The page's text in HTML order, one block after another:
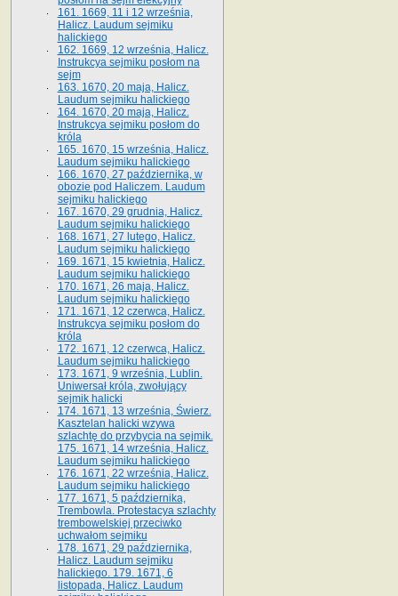
161. 1669, 11 i 12 września,
Halicz. Laudum sejmiku
halickiego
162. 1669, 12 września, Halicz.
Instrukcya sejmiku posłom na
sejm
163. 1670, 20 maja, Halicz.
Laudum sejmiku halickiego
164. 1670, 20 maja, Halicz.
Instrukcya sejmiku posłom do
króla
165. 1670, 15 września, Halicz.
Laudum sejmiku halickiego
166. 1670, 27 października, w
obozie pod Haliczem. Laudum
sejmiku halickiego
167. 1670, 29 grudnia, Halicz.
Laudum sejmiku halickiego
168. 1671, 27 lutego, Halicz.
Laudum sejmiku halickiego
169. 1671, 15 kwietnia, Halicz.
Laudum sejmiku halickiego
170. 1671, 26 maja, Halicz.
Laudum sejmiku halickiego
171. 1671, 12 czerwca, Halicz.
Instrukcya sejmiku posłom do
króla
172. 1671, 12 czerwca, Halicz.
Laudum sejmiku halickiego
173. 1671, 9 września, Lublin.
Uniwersał króla, zwołujący
sejmik halicki
174. 1671, 13 września, Świerz.
Kasztelan halicki wzywa
szlachtę do przybycia na sejmik.
175. 1671, 14 września, Halicz.
Laudum sejmiku halickiego
176. 1671, 22 września, Halicz.
Laudum sejmiku halickiego
177. 1671, 5 października,
Trembowla. Protestacya szlachty
trembowelskiej przeciwko
uchwałom sejmiku
178. 1671, 29 października,
Halicz. Laudum sejmiku
halickiego. 179. 1671, 6
listopada, Halicz. Laudum